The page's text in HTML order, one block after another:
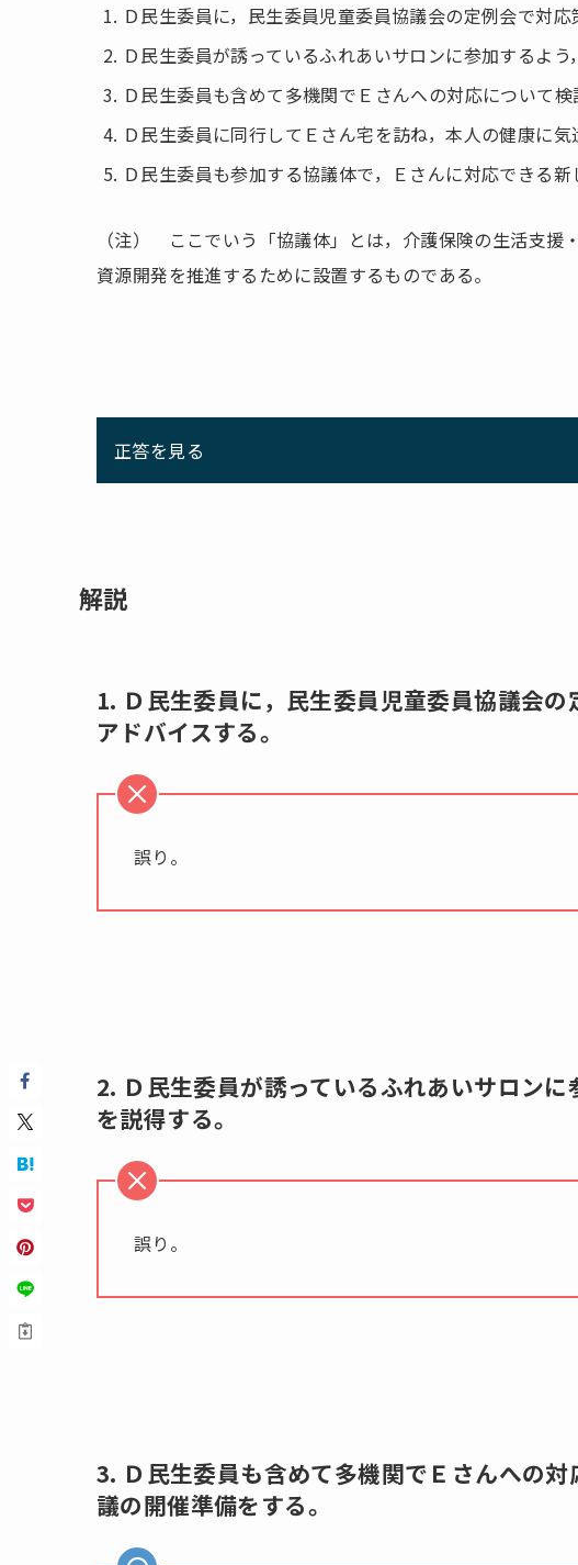
Ｄ民生委員に，民生委員児童委員協議会の定例会で対
Ｄ民生委員が誘っているふれあいサロンに参加するよう
Ｄ民生委員も含めて多機関でＥさんへの対応について
Ｄ民生委員に同行してＥさん宅を訪ね，本人の健康に気
Ｄ民生委員も参加する協議体で，Ｅさんに対応できる新
（注） ここでいう「協議体」とは，介護保険の生活支援
資源開発を推進するために設置するものである。
正答を見る
解説
1. Ｄ民生委員に，民生委員児童委員協議会
アドバイスする。
誤り。
2. Ｄ民生委員が誘っているふれあいサロン
を説得する。
誤り。
3. Ｄ民生委員も含めて多機関でＥさんへの
議の開催準備をする。